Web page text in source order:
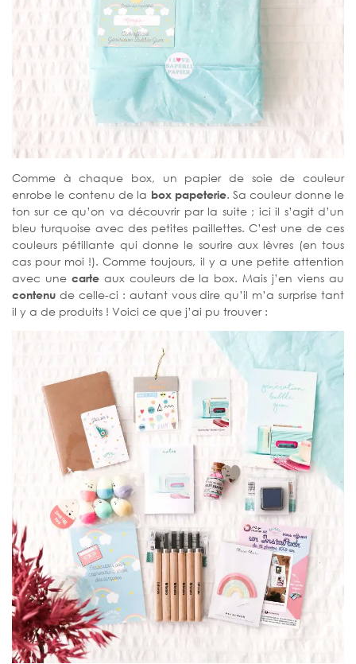
Comme à chaque box, un papier de soie de couleur
enrobe le contenu de la box papeterie. Sa couleur donne le
ton sur ce qu’on va découvrir par la suite ; ici il s’agit d’un
bleu turquoise avec des petites paillettes. C’est une de ces
couleurs pétillante qui donne le sourire aux lèvres (en tous
cas pour moi !). Comme toujours, il y a une petite attention
avec une carteaux couleurs de la box. Mais j’en viens au
contenu de celle-ci : autant vous dire qu’il m’a surprise tant
il y a de produits ! Voici ce que j’ai pu trouver :